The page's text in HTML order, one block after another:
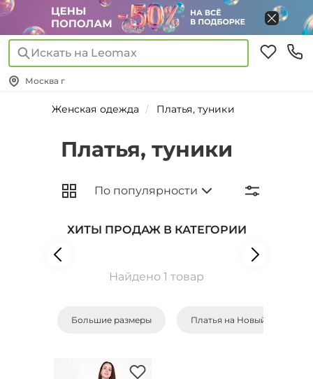
Искать на Leomax
Москва г
Женская одежда Платья, туники
Платья, туники
ХИТЫ ПРОДАЖ В КАТЕГОРИИ
Найдено 1 товар
Большие размеры Платья на Новый Год